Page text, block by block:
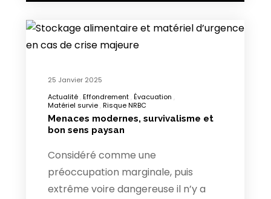
25 Janvier 2025
Actualité Effondrement Évacuation
Matériel survie Risque NRBC
Menaces modernes, survivalisme et
bon sens paysan
Considéré comme une
préoccupation marginale, puis
extrême voire dangereuse il n’y a